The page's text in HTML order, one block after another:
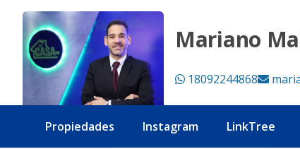
Mariano
18092244868
Propiedades Instagram LinkTree
Página no encontrada - Tu Casa RD